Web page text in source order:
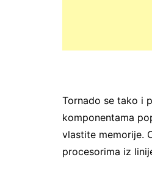
Tornado se tako i
komponentama
vlastite memorije.
procesorima iz